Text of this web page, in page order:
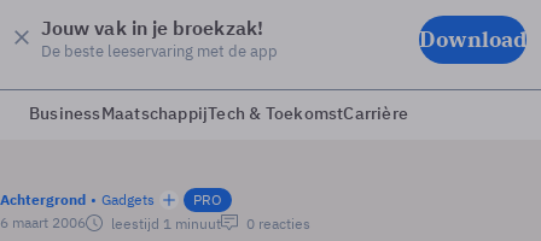
Jouw vak in je broekzak!
De beste leeservaring met de app Download
BusinessMaatschappijTech & ToekomstCarrière
Achtergrond Gadgets
PRO
6 maart 2006
leestijd 1 minuut 0 reacties